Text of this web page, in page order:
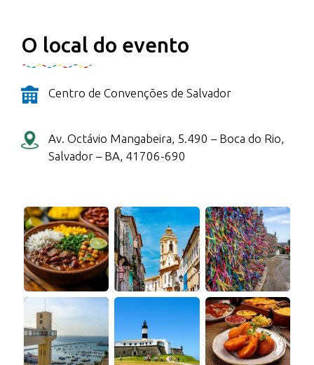
O local do evento
Centro de Convenções de Salvador
Av. Octávio Mangabeira, 5.490 – Boca do Rio,
Salvador – BA, 41706-690